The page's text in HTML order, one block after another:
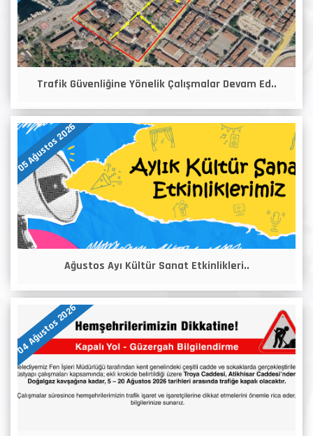
Trafik Güvenliğine Yönelik Çalışmalar Devam Ed..
05 Ağustos 2026
Ağustos Ayı Kültür Sanat Etkinlikleri..
04 Ağustos 2026